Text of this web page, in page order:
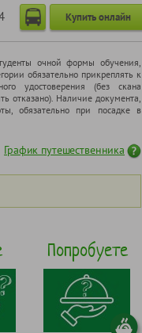
Купить онлайн
очной формы обучения,
обязательно прикреплять к
удостоверения (без скана
отказано). Наличие документа,
обязательно при посадке в
График путешественника
Попробуете